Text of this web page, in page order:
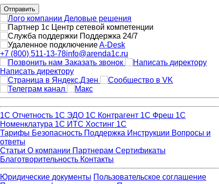
Отправить
Поддержка 24/7
A-Desk
+7 (800) 511-13-78info@arenda1c.ru
Заказать звонок
Написать директору
1С Отчетность 1С ЭДО 1С Контрагент 1С Фреш 1С
Номенклатура 1С ИТС Хостинг 1С
Тарифы Безопасность Поддержка Инструкции Вопросы и
ответы
Статьи О компании Партнерам Сертификаты
Благотворительность Контакты
Юридические документы Пользовательское соглашение